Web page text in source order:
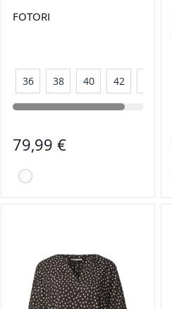
FOTORI
36 38 40 42
79,99 €